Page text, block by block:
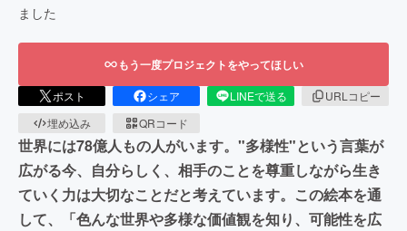
ました
もう一度プロジェクトをやってほしい
ポスト シェア LINEで送る
URLコピー
埋め込み
QRコード
世界には78億人もの人がいます。"多様性"という言葉が
広がる今、自分らしく、相手のことを尊重しながら生き
ていく力は大切なことだと考えています。この絵本を通
して、「色んな世界や多様な価値観を知り、可能性を広